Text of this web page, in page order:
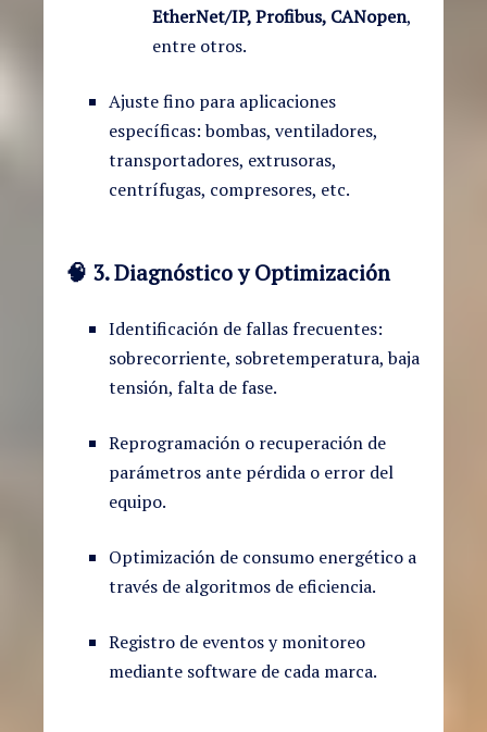
EtherNet/IP, Profibus, CANopen,
entre otros.
Ajuste fino para aplicaciones
específicas: bombas, ventiladores,
transportadores, extrusoras,
centrífugas, compresores, etc.
🧠 3. Diagnóstico y Optimización
Identificación de fallas frecuentes:
sobrecorriente, sobretemperatura, baja
tensión, falta de fase.
Reprogramación o recuperación de
parámetros ante pérdida o error del
equipo.
Optimización de consumo energético a
través de algoritmos de eficiencia.
Registro de eventos y monitoreo
mediante software de cada marca.